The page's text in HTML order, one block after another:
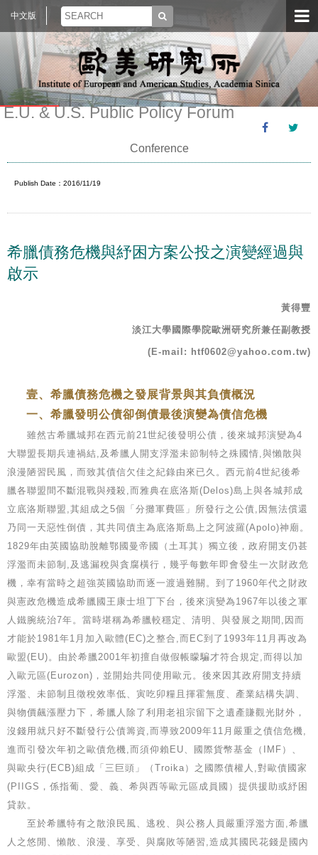
中文版
E.U. & U.S. Public Policy Forum
Conference
Publish Date：2016/11/19
希臘債務危機與紓困方案公投之演變經過與
啟示
黃得豐
淡江大學國際學院歐洲研究所兼任副教授
(E-mail: htf0602@yahoo.com.tw)
壹、希臘債務危機之發展背景與其負債概況
一、希臘發明公債卻倒債最後演變為債信危機
雖然古希臘城邦在西元前21世紀後發明公債，後來城邦演變為4
大聯盟長期兵連禍結,及希臘人開支浮濫未節制特之殊國情,與懶散與
浪漫陋習民風，而致其債信欠佳之紀錄由來已久。西元前4世紀後希
臘各聯盟間不斷混戰與殘殺,而雅典在底洛斯(Delos)島上與各城邦成
立底洛斯聯盟,其組成之5個「分攤軍費區」所發行之公債,因無法償還
乃同一天惡性倒債，其共同債主為底洛斯島上之阿波羅(Apolo)神廟。
1829年由英國協助脫離鄂國曼帝國（土耳其）獨立後，政府開支仍甚
浮濫而未節制,及逃漏稅與貪腐橫行，幾乎每數年即會發生一次財政危
機，幸有當時之超強英國協助而逐一渡過難關。到了1960年代之財政
與憲政危機造成希臘國王康士坦丁下台，後來演變為1967年以後之軍
人鐵腕統治7年。當時堪稱為希臘較穩定、清明、與發展之期間,因而
才能於1981年1月加入歐體(EC)之整合,而EC到了1993年11月再改為
歐盟(EU)。由於希臘2001年初擅自做假帳矇騙才符合規定,而得以加
入歐元區(Eurozon)，並開始共同使用歐元。後來因其政府開支持續
浮濫、未節制且徵稅效率低、寅吃卯糧且揮霍無度、產業結構失調、
與物價飆漲壓力下，希臘人除了利用老祖宗留下之遺產賺觀光財外，
沒錢用就只好不斷發行公債籌資,而導致2009年11月嚴重之債信危機,
進而引發次年初之歐債危機,而須仰賴EU、國際貨幣基金（IMF）、
與歐央行(ECB)組成「三巨頭」（Troika）之國際債權人,對歐債國家
(PIIGS，係指葡、愛、義、希與西等歐元區成員國）提供援助或紓困
貸款。
至於希臘特有之散浪民風、逃稅、與公務人員嚴重浮濫方面,希臘
人之悠閒、懶散、浪漫、享受、與腐敗等陋習,造成其國民花錢是國內